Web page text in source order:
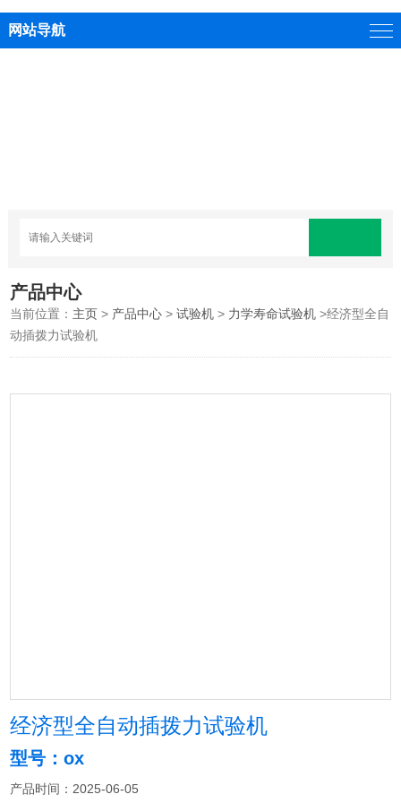
网站导航
产品中心
当前位置： 主页 > 产品中心 >试验机 > 力学寿命试验机 >经济型全自
动插拨力试验机
经济型全自动插拨力试验机
型号：ox
产品时间：2025-06-05